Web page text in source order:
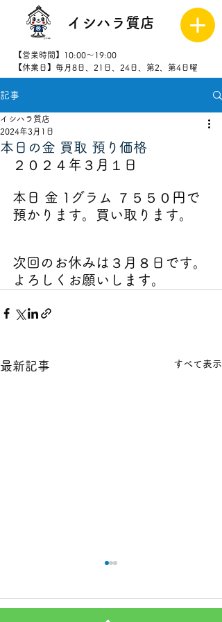
イシハラ質店
【営業時間】10:00～19:00
【休業日】毎月8日、21日、24日、第2、第4日曜
8523
記事
本日の金 買取 預り価格
イシハラ質店
2024年3月1日
２０２４年３月１日
本日 金 1グラム ７５５０円で
預かります。買い取ります。
次回のお休みは３月８日です。
よろしくお願いします。
最新記事 すべて表示
格